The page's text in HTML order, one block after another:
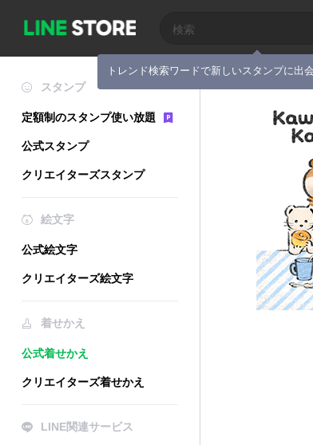
トレンド検索ワードで新しいスタンプに出
スタンプ
定額制のスタンプ使い放題
公式スタンプ
クリエイターズスタンプ
絵文字
公式絵文字
クリエイターズ絵文字
着せかえ
公式着せかえ
クリエイターズ着せかえ
LINE関連サービス